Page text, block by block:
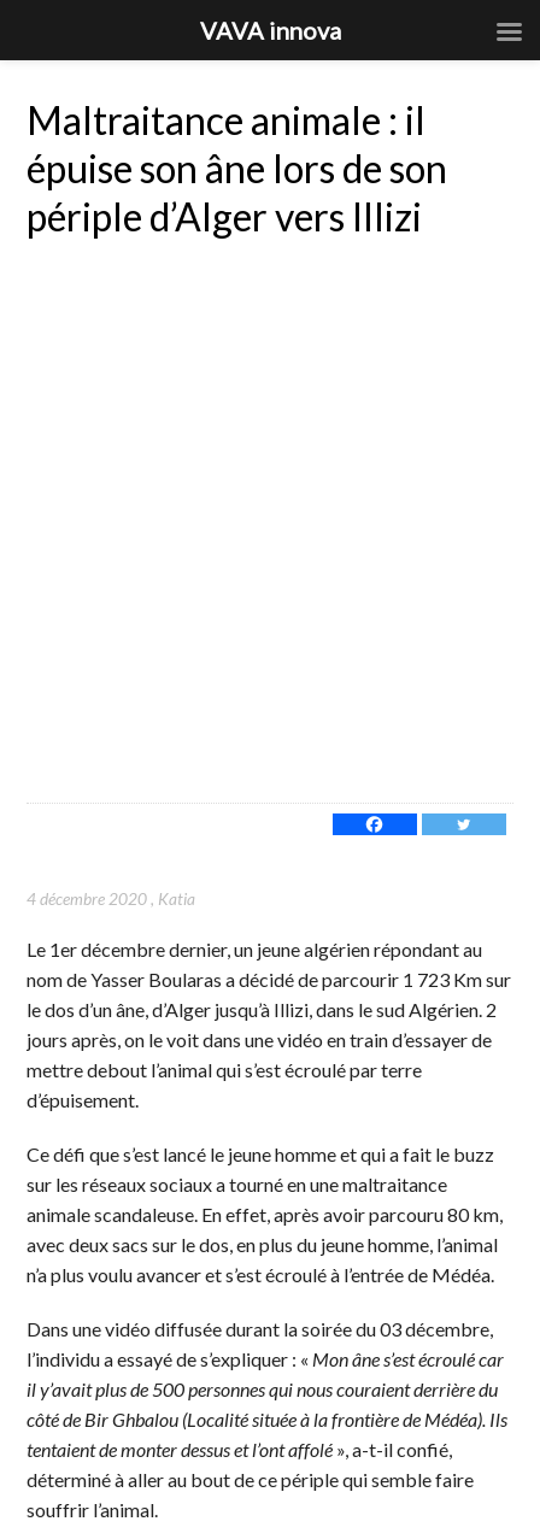
Maltraitance animale : il
épuise son âne lors de son
périple d’Alger vers Illizi
4 décembre 2020, Katia
Le 1er décembre dernier, un jeune algérien répondant au
nom de Yasser Boularas a décidé de parcourir 1 723 Km sur
le dos d’un âne, d’Alger jusqu’à Illizi, dans le sud Algérien. 2
jours après, on le voit dans une vidéo en train d’essayer de
mettre debout l’animal qui s’est écroulé par terre
d’épuisement.
Ce défi que s’est lancé le jeune homme et qui a fait le buzz
sur les réseaux sociaux a tourné en une maltraitance
animale scandaleuse. En effet, après avoir parcouru 80 km,
avec deux sacs sur le dos, en plus du jeune homme, l’animal
n’a plus voulu avancer et s’est écroulé à l’entrée de Médéa.
Dans une vidéo diffusée durant la soirée du 03 décembre,
l’individu a essayé de s’expliquer : « Mon âne s’est écroulé car
il y’avait plus de 500 personnes qui nous couraient derrière du
côté de Bir Ghbalou (Localité située à la frontière de Médéa). Ils
tentaient de monter dessus et l’ont affolé », a-t-il confié,
déterminé à aller au bout de ce périple qui semble faire
souffrir l’animal.
VAVA innova